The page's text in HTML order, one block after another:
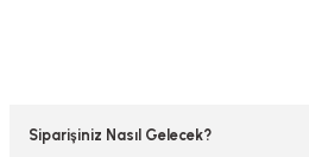
Siparişiniz Nasıl Gelecek?